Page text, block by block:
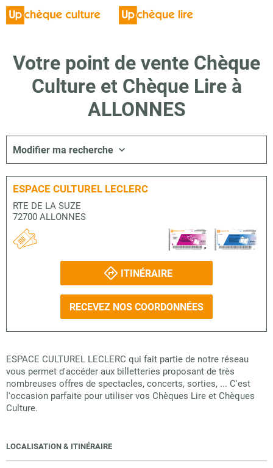
Votre point de vente Chèque
Culture et Chèque Lire à
ALLONNES
Modifier ma recherche
ESPACE CULTUREL LECLERC
RTE DE LA SUZE
72700 ALLONNES
ITINÉRAIRE
RECEVEZ NOS COORDONNÉES
ESPACE CULTUREL LECLERC qui fait partie de notre réseau
vous permet d'accéder aux billetteries proposant de très
nombreuses offres de spectacles, concerts, sorties, ... C'est
l'occasion parfaite pour utiliser vos Chèques Lire et Chèques
Culture.
LOCALISATION & ITINÉRAIRE